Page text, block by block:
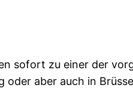
sofort zu einer der
aber auch in